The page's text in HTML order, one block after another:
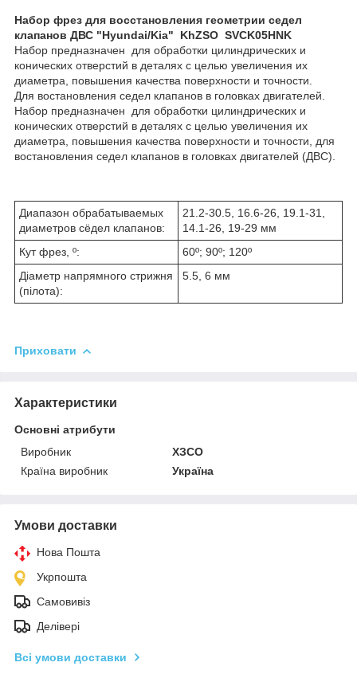
Набор фрез для восстановления геометрии седел
клапанов ДВС "Hyundai/Kia" KhZSO SVCK05HNK
Набор предназначен для обработки цилиндрических и
конических отверстий в деталях с целью увеличения их
диаметра, повышения качества поверхности и точности.
Для востановления седел клапанов в головках двигателей.
Набор предназначен для обработки цилиндрических и
конических отверстий в деталях с целью увеличения их
диаметра, повышения качества поверхности и точности, для
востановления седел клапанов в головках двигателей (ДВС).
Диапазон обрабатываемых
диаметров сёдел клапанов:
21.2-30.5, 16.6-26, 19.1-31,
14.1-26, 19-29 мм
Кут фрез, º:
60º; 90º; 120º
Діаметр напрямного стрижня
(пілота):
5.5, 6 мм
Приховати
Характеристики
Основні атрибути
Виробник
ХЗСО
Країна виробник
Україна
Умови доставки
Нова Пошта
Укрпошта
Самовивіз
Делівері
Всі умови доставки